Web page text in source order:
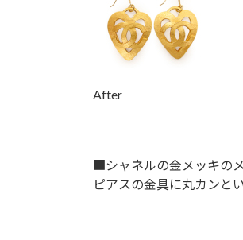
After
■シャネルの金メッキの
ピアスの金具に丸カンと